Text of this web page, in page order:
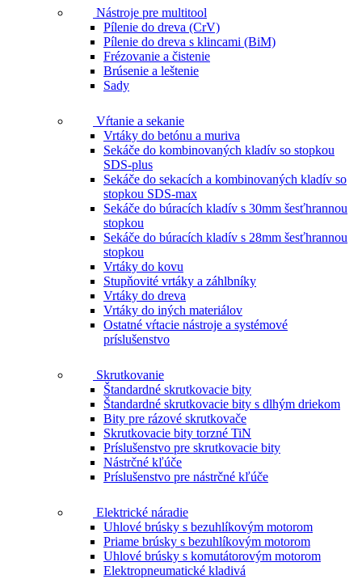
Nástroje pre multitool
Pílenie do dreva (CrV)
Pílenie do dreva s klincami (BiM)
Frézovanie a čistenie
Brúsenie a leštenie
Sady
Vŕtanie a sekanie
Vrtáky do betónu a muriva
Sekáče do kombinovaných kladív so stopkou
SDS-plus
Sekáče do sekacích a kombinovaných kladív so
stopkou SDS-max
Sekáče do búracích kladív s 30mm šesťhrannou
stopkou
Sekáče do búracích kladív s 28mm šesťhrannou
stopkou
Vrtáky do kovu
Stupňovité vrtáky a záhlbníky
Vrtáky do dreva
Vrtáky do iných materiálov
Ostatné vŕtacie nástroje a systémové
príslušenstvo
Skrutkovanie
Štandardné skrutkovacie bity
Štandardné skrutkovacie bity s dlhým driekom
Bity pre rázové skrutkovače
Skrutkovacie bity torzné TiN
Príslušenstvo pre skrutkovacie bity
Nástrčné kľúče
Príslušenstvo pre nástrčné kľúče
Elektrické náradie
Uhlové brúsky s bezuhlíkovým motorom
Priame brúsky s bezuhlíkovým motorom
Uhlové brúsky s komutátorovým motorom
Elektropneumatické kladivá